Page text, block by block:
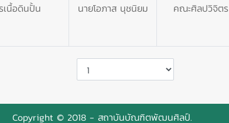
เนื้อดินปั้น
นายโอภาส นุชนิยม คณะศิลปวิจิตร
Copyright © 2018 - สถาบันบัณฑิตพัฒนศิลป์.